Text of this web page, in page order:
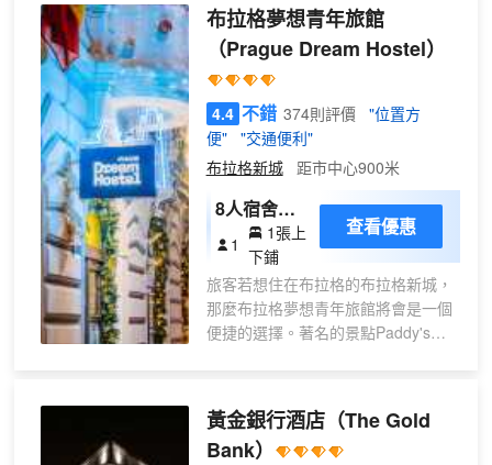
布拉格夢想青年旅館
（Prague Dream Hostel）
4.4 不錯 374則評價
"位置方
便"
"交通便利"
布拉格新城
距市中心900米
8人宿舍床
位(床位房)
1
1張上
下鋪
查看優惠
旅客若想住在布拉格的布拉格新城，
那麼布拉格夢想青年旅館將會是一個
便捷的選擇。著名的景點Paddy's、
酒店為您在客房內配備了國際長途電
話、熨衣設備和衣櫃/衣櫥，所有入住
的客人均可便捷的使用。除此之外，
黃金銀行酒店（The Gold
Bank）